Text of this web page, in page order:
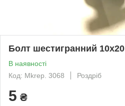
Болт шестигранний 10х20
В наявності
Код: Mkrep. 3068
Роздріб
5 ₴